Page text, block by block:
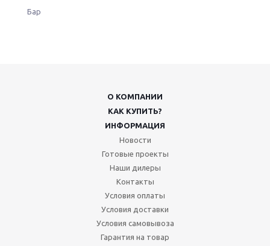
Бар
О КОМПАНИИ
КАК КУПИТЬ?
ИНФОРМАЦИЯ
Новости
Готовые проекты
Наши дилеры
Контакты
Условия оплаты
Условия доставки
Условия самовывоза
Гарантия на товар